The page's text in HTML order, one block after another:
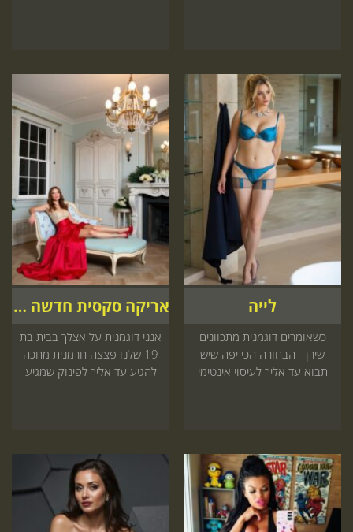
לייה
כשאומרים דוגמנית מתכוונים
שירן - הבחורה הכי יפה שיש
תבוא עד אליך לעיסוי אינטימי
אריקה סקסית חדשה הגיעה לארץ
אנני דוגמנית על אצלך בבית בת
19 שלנו פצצה חרמנית מחכה
להגיע עד אליך לפינוק שמגיע